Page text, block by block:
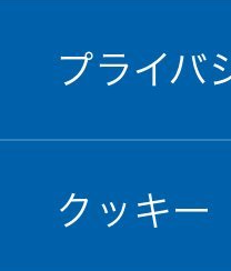
プライバ
クッキー